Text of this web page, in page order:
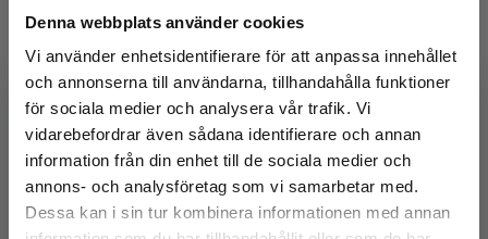
Denna webbplats använder cookies
Vi använder enhetsidentifierare för att anpassa innehållet
och annonserna till användarna, tillhandahålla funktioner
för sociala medier och analysera vår trafik. Vi
vidarebefordrar även sådana identifierare och annan
information från din enhet till de sociala medier och
annons- och analysföretag som vi samarbetar med.
Dessa kan i sin tur kombinera informationen med annan
Begränsad fraktregion
Digitalisering av högre utbildning
Hrastinski, Stefan (red)